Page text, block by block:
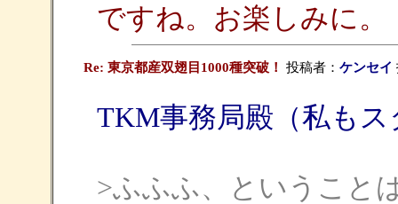
ですね。お楽しみに。
Re: 東京都産双翅目1000種突破！ 投稿者： ケンセイ
TKM事務局殿（私も
>ふふふ、ということ